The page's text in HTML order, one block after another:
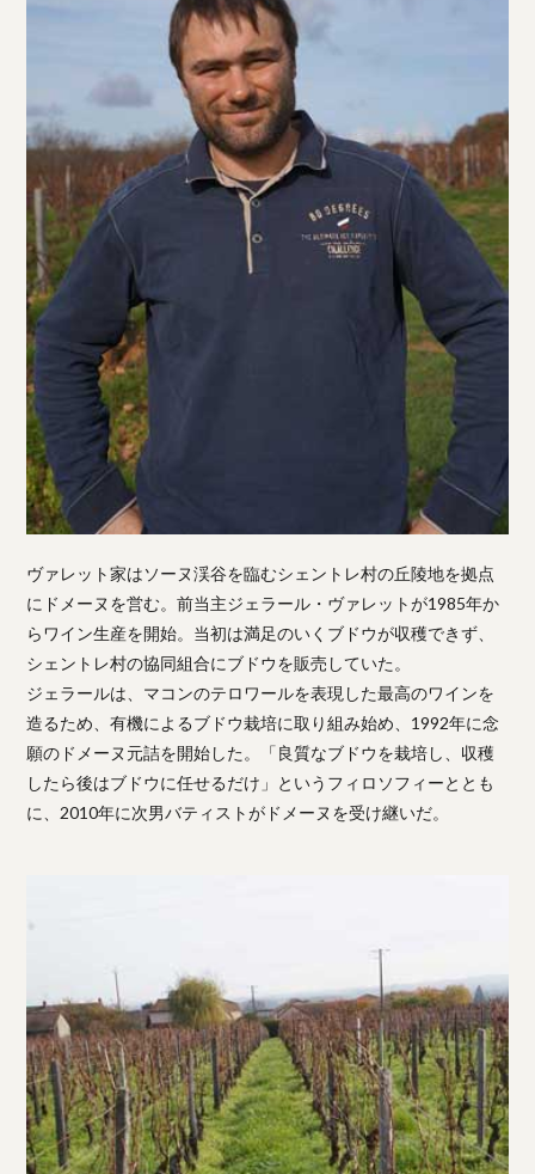
ヴァレット家はソーヌ渓谷を臨むシェントレ村の丘陵地を拠点
にドメーヌを営む。前当主ジェラール・ヴァレットが1985年か
らワイン生産を開始。当初は満足のいくブドウが収穫できず、
シェントレ村の協同組合にブドウを販売していた。
ジェラールは、マコンのテロワールを表現した最高のワインを
造るため、有機によるブドウ栽培に取り組み始め、1992年に念
願のドメーヌ元詰を開始した。「良質なブドウを栽培し、収穫
したら後はブドウに任せるだけ」というフィロソフィーととも
に、2010年に次男バティストがドメーヌを受け継いだ。